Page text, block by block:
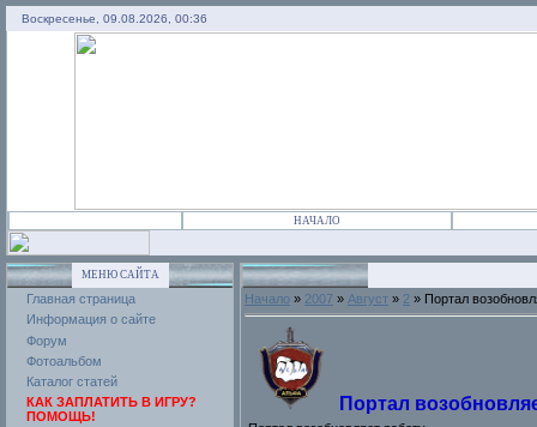
Воскресенье, 09.08.2026, 00:36
НАЧАЛО
МЕНЮ САЙТА
Главная страница
Информация о сайте
Форум
Фотоальбом
Каталог статей
КАК ЗАПЛАТИТЬ В ИГРУ?
ПОМОЩЬ!
Начало » 2007 » Август » 2 » Портал
Портал